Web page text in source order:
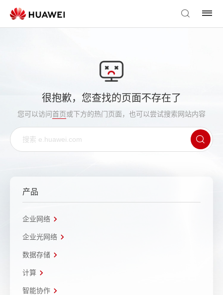
很抱歉，您查找的页面不存在了
您可以访问首页或下方的热门页面，也可以尝试搜索网站内容
产品
企业网络
企业光网络
数据存储
计算
智能协作